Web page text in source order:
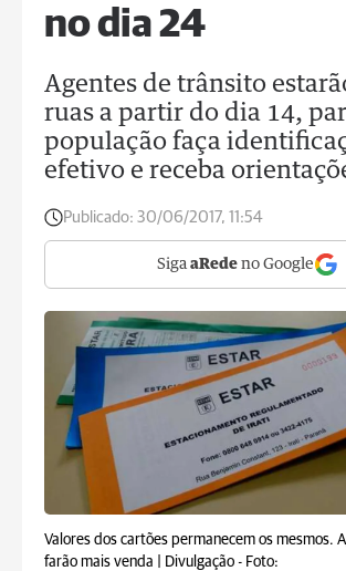
no dia 24
Agentes de trânsito
ruas a partir do dia 14,
população faça
efetivo e receba
Publicado: 30/06/2017, 11:54
Siga aRede no Google
Valores dos cartões permanecem os mesmos.
farão mais venda | Divulgação - Foto: